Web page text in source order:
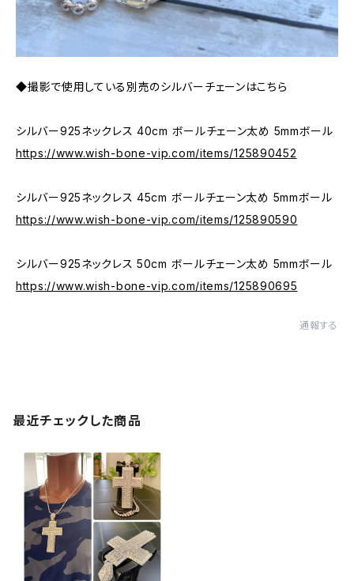
◆撮影で使用している別売のシルバーチェーンはこちら
シルバー925ネックレス 40cm ボールチェーン太め 5mmボール
https://www.wish-bone-vip.com/items/125890452
シルバー925ネックレス 45cm ボールチェーン太め 5mmボール
https://www.wish-bone-vip.com/items/125890590
シルバー925ネックレス 50cm ボールチェーン太め 5mmボール
https://www.wish-bone-vip.com/items/125890695
通報する
最近チェックした商品